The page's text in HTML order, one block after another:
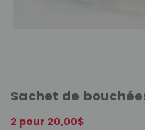
Sachet de
2 pour 20,00$